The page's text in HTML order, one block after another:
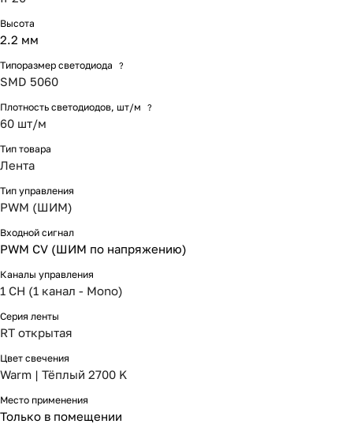
Высота
2.2 мм
Типоразмер светодиода ?
SMD 5060
Плотность светодиодов, шт/м ?
60 шт/м
Тип товара
Лента
Тип управления
PWM (ШИМ)
Входной сигнал
PWM СV (ШИМ по напряжению)
Каналы управления
1 CH (1 канал - Mono)
Серия ленты
RT открытая
Цвет свечения
Warm | Тёплый 2700 K
Место применения
Только в помещении